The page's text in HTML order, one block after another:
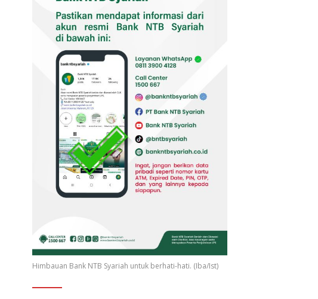
Himbauan Bank NTB Syariah untuk berhati-hati. (Iba/Ist)